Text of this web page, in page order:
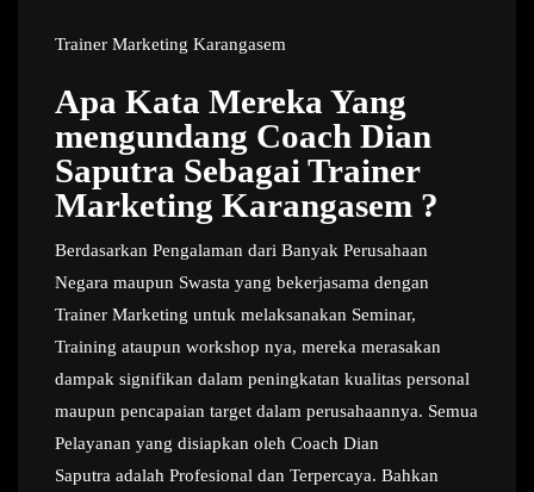
Trainer Marketing Karangasem
Apa Kata Mereka Yang
mengundang Coach Dian
Saputra Sebagai Trainer
Marketing Karangasem ?
Berdasarkan Pengalaman dari Banyak Perusahaan
Negara maupun Swasta yang bekerjasama dengan
Trainer Marketing untuk melaksanakan Seminar,
Training ataupun workshop nya, mereka merasakan
dampak signifikan dalam peningkatan kualitas personal
maupun pencapaian target dalam perusahaannya. Semua
Pelayanan yang disiapkan oleh Coach Dian
Saputra adalah Profesional dan Terpercaya. Bahkan